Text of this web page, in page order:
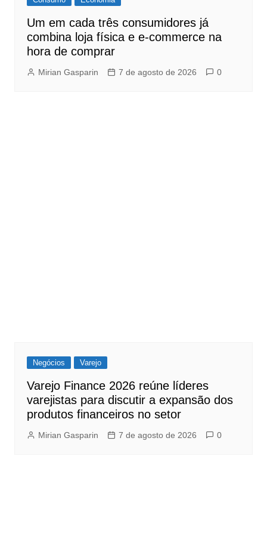
Um em cada três consumidores já
combina loja física e e-commerce na
hora de comprar
Mirian Gasparin 7 de agosto de 2026 0
Negócios Varejo
Varejo Finance 2026 reúne líderes
varejistas para discutir a expansão dos
produtos financeiros no setor
Mirian Gasparin 7 de agosto de 2026 0